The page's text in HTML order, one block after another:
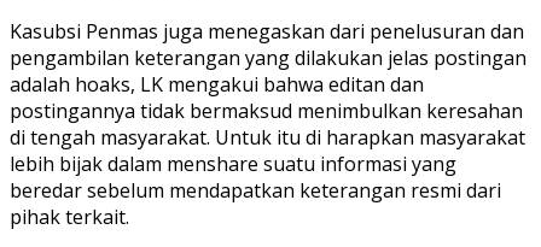
Kasubsi Penmas juga menegaskan dari penelusuran dan
pengambilan keterangan yang dilakukan jelas postingan
adalah hoaks, LK mengakui bahwa editan dan
postingannya tidak bermaksud menimbulkan keresahan
di tengah masyarakat. Untuk itu di harapkan masyarakat
lebih bijak dalam menshare suatu informasi yang
beredar sebelum mendapatkan keterangan resmi dari
pihak terkait.